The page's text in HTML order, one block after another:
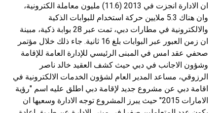
ان الادارة انجزت في 2013 (11.6) مليون معاملة الكترونية،
وان هناك 5.3 ملايين حركة استخدام للبوابات الذكية
والالكترونية في مطارات دبي، تمت عبر 28 بوابة ذكية، مبينة
ان زمن العبور عبر البوابات بلغ 16 ثانية. جاء ذلك خلال مؤتمر
صحفي عقد امس في المبنى الرئيسي للإدارة العامة للإقامة
وشؤون الاجانب في دبي حيث كشف العقيد خالد ناصر
الرزوقي، مساعد المدير العام لشؤون الخدمات الالكترونية في
اقامة دبي عن مشروع جديد لإقامة دبي اطلق عليه اسم "رؤية
الامارات 2015" حيث يبرز المشروع توجه الادارة وسعيها ان